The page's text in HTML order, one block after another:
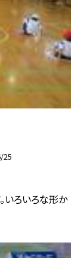
25
いろいろな形か